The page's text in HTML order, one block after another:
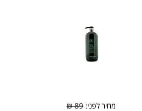
מחיר לפני:89 ₪